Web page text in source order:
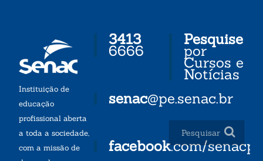
Instituição de
educação
profissional aberta
a toda a sociedade,
com a missão de
3413
6666
senac@pe.senac.br
facebook.com/senacpe
Pesquise
por
Cursos e
Notícias